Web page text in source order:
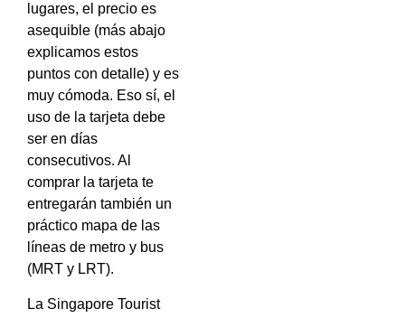
lugares, el precio es
asequible (más abajo
explicamos estos
puntos con detalle) y es
muy cómoda. Eso sí, el
uso de la tarjeta debe
ser en días
consecutivos. Al
comprar la tarjeta te
entregarán también un
práctico mapa de las
líneas de metro y bus
(MRT y LRT).
La Singapore Tourist